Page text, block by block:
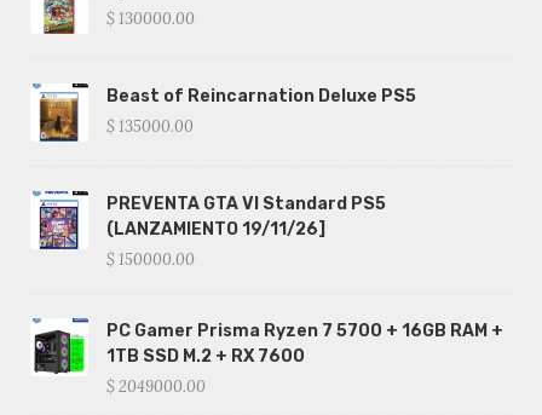
$ 130000.00
Beast of Reincarnation Deluxe PS5
$ 135000.00
PREVENTA GTA VI Standard PS5
(LANZAMIENTO 19/11/26]
$ 150000.00
PC Gamer Prisma Ryzen 7 5700 + 16GB RAM +
1TB SSD M.2 + RX 7600
$ 2049000.00